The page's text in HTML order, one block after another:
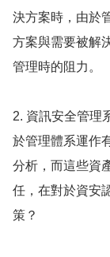
決方案時，由於
方案與需要被解
管理時的阻力。
2. 資訊安全管理
於管理體系運作
分析，而這些資
任，在對於資安
策？